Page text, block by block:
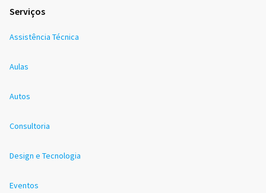
Serviços
Assistência Técnica
Aulas
Autos
Consultoria
Design e Tecnologia
Eventos